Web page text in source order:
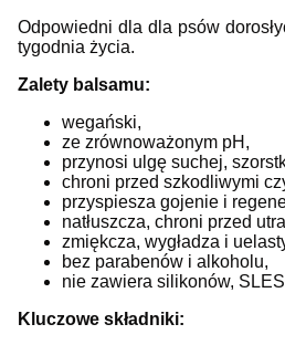
Odpowiedni dla dla psów
tygodnia życia.
Zalety balsamu:
wegański,
ze zrównoważonym pH,
przynosi ulgę suchej,
chroni przed szkodliwymi
przyspiesza gojenie i
natłuszcza, chroni przed
zmiękcza, wygładza i
bez parabenów i alkoholu,
nie zawiera silikonów,
Kluczowe składniki: